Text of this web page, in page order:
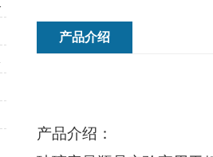
产品介绍
产品介绍：